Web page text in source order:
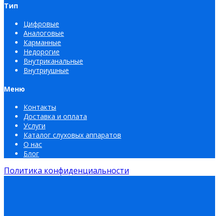
Тип
Цифровые
Аналоговые
Карманные
Недорогие
Внутриканальные
Внутриушные
Меню
Контакты
Доставка и оплата
Услуги
Каталог слуховых аппаратов
О нас
Блог
Политика конфиденциальности